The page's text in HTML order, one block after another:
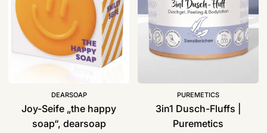
dearsoap
DEARSOAP
Joy-Seife „the happy
soap“, dearsoap
PUREMETICS
3in1 Dusch-Fluffs |
Puremetics